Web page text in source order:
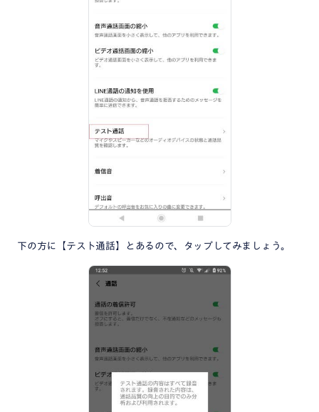
下の方に【テスト通話】とあるので、タップしてみましょう。